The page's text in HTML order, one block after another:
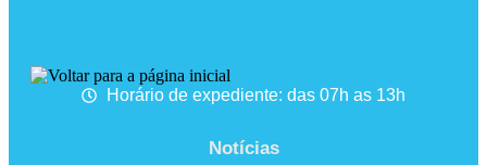
Horário de expediente: das 07h as 13h
Notícias